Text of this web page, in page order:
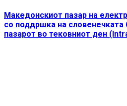
Македонскиот пазар на
со поддршка на словенечката
пазарот во тековниот ден